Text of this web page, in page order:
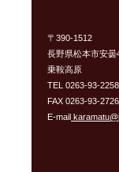
〒390-1512
長野県松本市安曇
乗鞍高原
TEL 0263-93-2258
FAX 0263-93-2726
E-mail